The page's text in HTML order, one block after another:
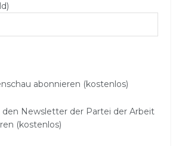
abonnieren (kostenlos)
Newsletter der Partei der Arbeit
(kostenlos)